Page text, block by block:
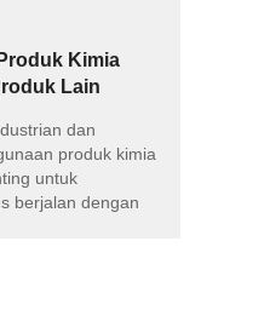
Kimia
Lain
dan
produk kimia
untuk
berjalan dengan